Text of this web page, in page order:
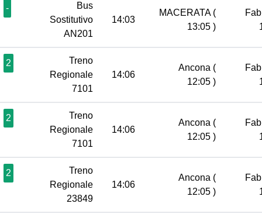
-
Bus
Sostitutivo
AN201
14:03
MACERATA (
13:05 )
2
Treno
Regionale
7101
14:06
Ancona (
12:05 )
2
Treno
Regionale
7101
14:06
Ancona (
12:05 )
2
Treno
Regionale
23849
14:06
Ancona (
12:05 )